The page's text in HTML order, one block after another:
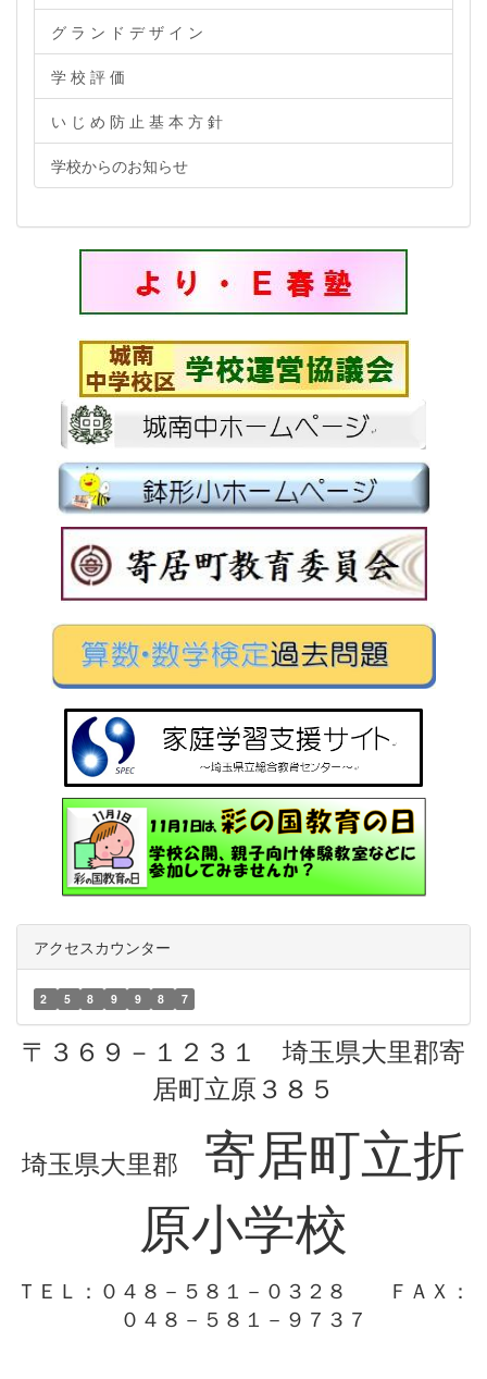
グ ラ ン ド デ ザ イ ン
学 校 評 価
い じ め 防 止 基 本 方 針
学校からのお知らせ
アクセスカウンター
2 5 8 9 9 8 7
〒３６９－１２３１ 埼玉県大里郡寄
居町立原３８５
埼玉県大里郡
寄居町立折
原小学校
ＴＥＬ：０４８－５８１－０３２８
ＦＡＸ：
０４８－５８１－９７３７